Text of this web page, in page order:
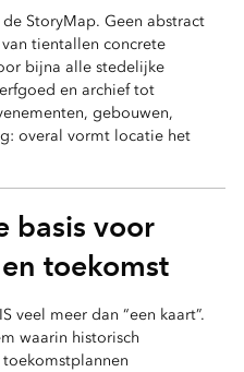
StoryMap. Geen abstract
tientallen concrete
bijna alle stedelijke
en archief tot
gebouwen,
overal vormt locatie het
basis voor
toekomst
veel meer dan “een kaart”.
waarin historisch